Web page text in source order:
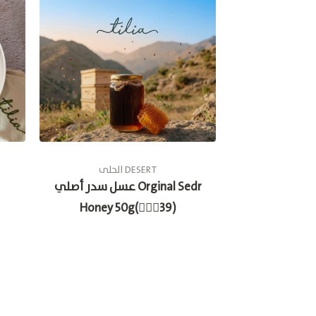
الحلى DESERT
عسل سدر أصلي Orginal Sedr
Honey 50g(🚶🏽‍♂39)